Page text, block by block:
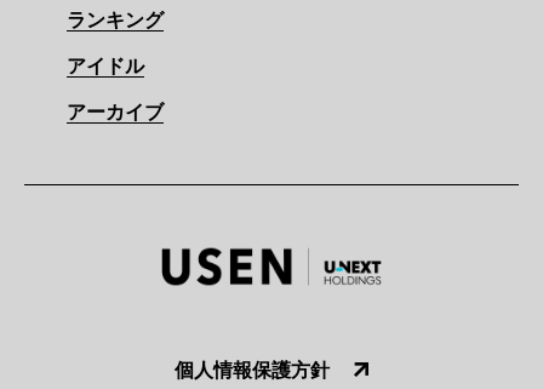
ランキング
アイドル
アーカイブ
個人情報保護方針